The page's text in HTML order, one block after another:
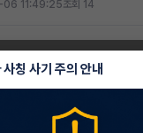
기간과 예측 가능한 유지 비
을 활용한 합...
11:49:25조회 14
기아 카니발
칭 사기 주의 안내